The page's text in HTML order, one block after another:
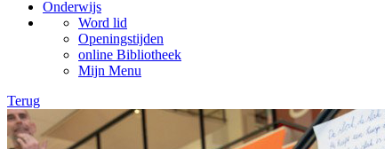
Onderwijs
Word lid
Openingstijden
online Bibliotheek
Mijn Menu
Terug